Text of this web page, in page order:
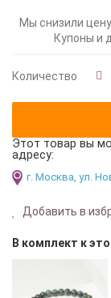
Мы снизили
Купоны и
Количество
Этот товар вы
адресу:
г. Москва, ул.
Добавить в
В комплект к